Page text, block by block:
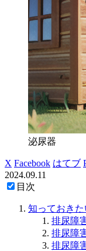
泌尿器
X Facebook はてブ
2024.09.11
目次
知っておき
排尿障
排尿障
排尿障